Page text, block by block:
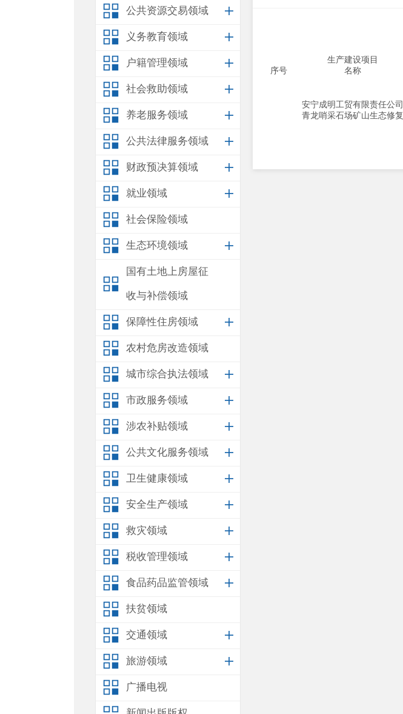
公共资源交易领域
义务教育领域
户籍管理领域
社会救助领域
养老服务领域
公共法律服务领域
财政预决算领域
就业领域
社会保险领域
生态环境领域
国有土地上房屋征
收与补偿领域
保障性住房领域
农村危房改造领域
城市综合执法领域
市政服务领域
涉农补贴领域
公共文化服务领域
卫生健康领域
安全生产领域
救灾领域
税收管理领域
食品药品监管领域
扶贫领域
交通领域
旅游领域
广播电视
序号
生产建设项目
名称
安宁成明工贸有限责任公司
青龙哨采石场矿山生态修复